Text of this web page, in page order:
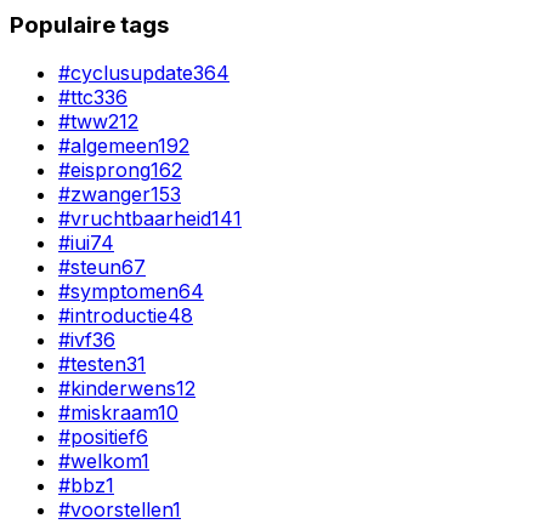
Populaire tags
#cyclusupdate364
#ttc336
#tww212
#algemeen192
#eisprong162
#zwanger153
#vruchtbaarheid141
#iui74
#steun67
#symptomen64
#introductie48
#ivf36
#testen31
#kinderwens12
#miskraam10
#positief6
#welkom1
#bbz1
#voorstellen1